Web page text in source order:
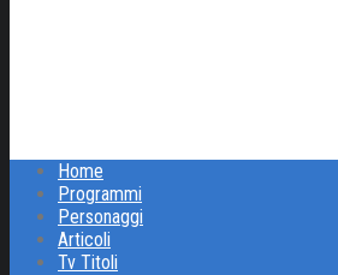
Home
Programmi
Personaggi
Articoli
Tv Titoli